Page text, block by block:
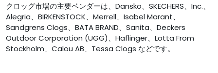
クロッグ市場の主要ベンダーは、Dansko、SKECHERS、Inc.、
Alegria、BIRKENSTOCK、Merrell、Isabel Marant、
Sandgrens Clogs、BATA BRAND、Sanita、Deckers
Outdoor Corporation (UGG)、Haflinger、Lotta From
Stockholm、Calou AB、Tessa Clogs などです。